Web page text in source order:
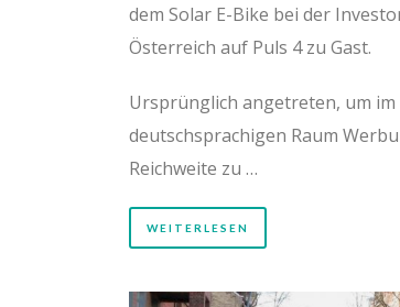
dem Solar E-Bike bei der
Österreich auf Puls 4 zu Gast.
Ursprünglich angetreten, um im
deutschsprachigen Raum
Reichweite zu …
WEITERLESEN